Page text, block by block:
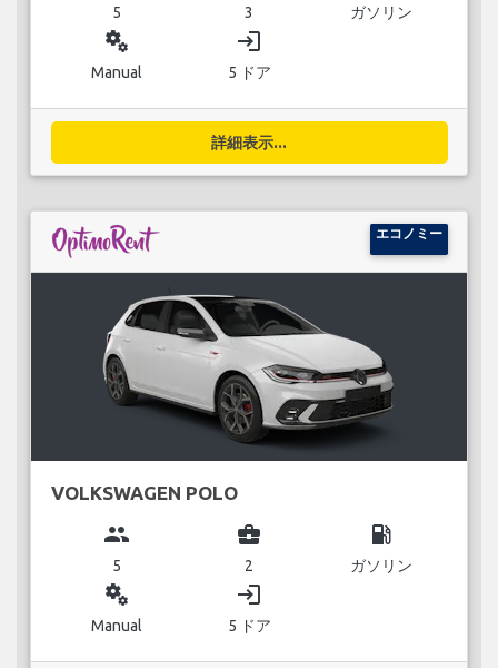
5 3 ガソリン
miscellaneous_services
Manual
login
5 ドア
詳細表示...
エコノミー
VOLKSWAGEN POLO
group
5
business_center
2
local_gas_station
ガソリン
miscellaneous_services
Manual
login
5 ドア